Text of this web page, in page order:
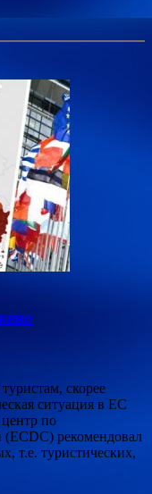
скорее
ситуация в ЕС
по
(ECDC) рекомендовал
т.е. туристических,